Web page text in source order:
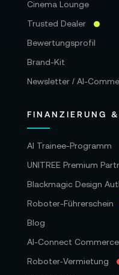
Cinema Lounge
Trusted Dealer
Bewertungsprofil
Brand-Kit
Newsletter / AI-
FINANZIERUNG
AI Trainee-Programm
UNITREE Premium
Blackmagic Design
Roboter-Führerschein
Blog
AI-Connect Commerce
Roboter‑Vermietung